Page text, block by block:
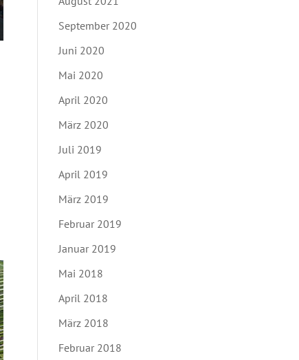
September 2020
Juni 2020
Mai 2020
April 2020
März 2020
Juli 2019
April 2019
März 2019
Februar 2019
Januar 2019
Mai 2018
April 2018
März 2018
Februar 2018